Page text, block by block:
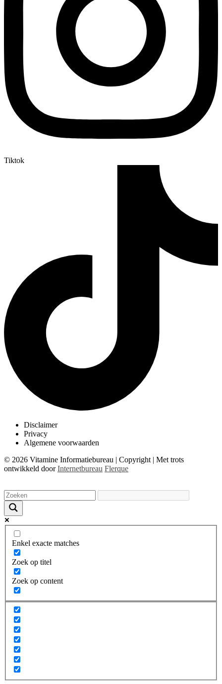
Tiktok
Disclaimer
Privacy
Algemene voorwaarden
© 2026 Vitamine Informatiebureau | Copyright | Met trots
ontwikkeld doorInternetbureau Flerque
Enkel exacte matches
Zoek op titel
Zoek op content